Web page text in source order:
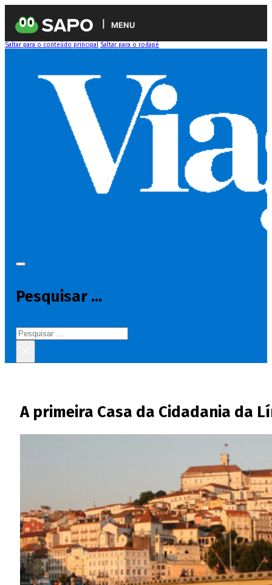
MENU
Saltar para o conteúdo principal Saltar para o rodapé
Pesquisar ...
Pesquisar
A primeira Casa da Cidadania da